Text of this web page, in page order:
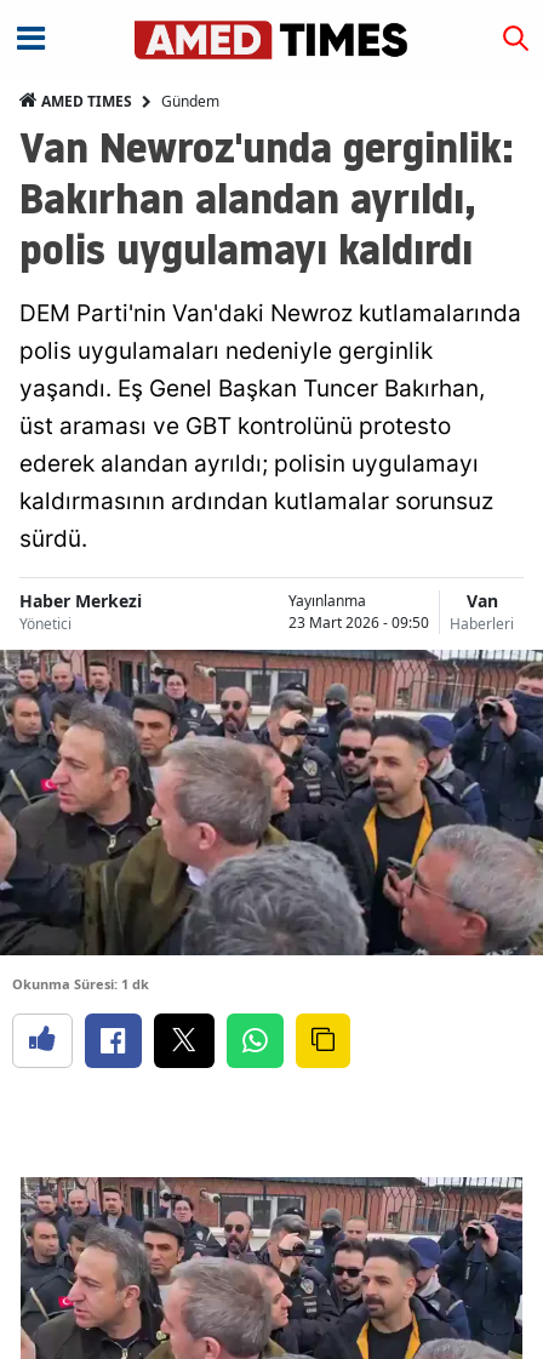
AMED TIMES Gündem
Van Newroz'unda gerginlik:
Bakırhan alandan ayrıldı,
polis uygulamayı kaldırdı
DEM Parti'nin Van'daki Newroz kutlamalarında
polis uygulamaları nedeniyle gerginlik
yaşandı. Eş Genel Başkan Tuncer Bakırhan,
üst araması ve GBT kontrolünü protesto
ederek alandan ayrıldı; polisin uygulamayı
kaldırmasının ardından kutlamalar sorunsuz
sürdü.
Haber Merkezi
Yönetici
Yayınlanma
23 Mart 2026 - 09:50
Van
Haberleri
Okunma Süresi: 1 dk